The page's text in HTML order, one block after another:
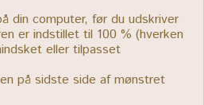
din computer, før du udskriver
er indstillet til 100 % (hverken
eller tilpasset
på sidste side af mønstret